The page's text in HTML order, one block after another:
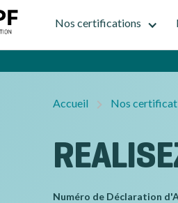
Nos certifications
Accueil Nos
Numéro de Déclaration